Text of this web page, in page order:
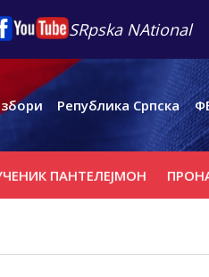
SRpska NAtional
Република Српска
ПРОНАЂЕНА